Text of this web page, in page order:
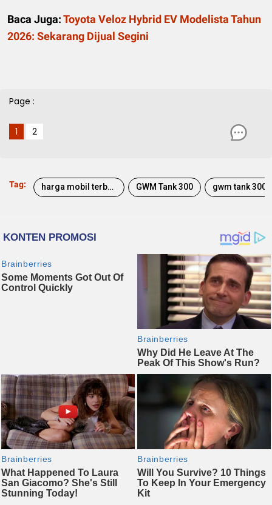
Baca Juga:Toyota Veloz Hybrid EV Modelista Tahun
2026: Sekarang Dijual Segini
Page :
1 2
Tag: harga mobil terbaru GWM Tank 300